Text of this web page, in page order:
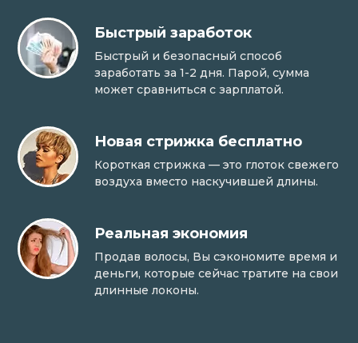
Быстрый заработок
Быстрый и безопасный способ
заработать за 1-2 дня. Парой, сумма
может сравниться с зарплатой.
Новая стрижка бесплатно
Короткая стрижка — это глоток свежего
воздуха вместо наскучившей длины.
Реальная экономия
Продав волосы, Вы сэкономите время и
деньги, которые сейчас тратите на свои
длинные локоны.